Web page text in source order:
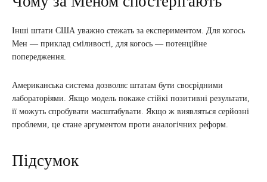
Інші штати США уважно стежать за експериментом. Для когось
Мен — приклад сміливості, для когось — потенційне
попередження.
Американська система дозволяє штатам бути своєрідними
лабораторіями. Якщо модель покаже стійкі позитивні результати,
її можуть спробувати масштабувати. Якщо ж виявляться серйозні
проблеми, це стане аргументом проти аналогічних реформ.
Підсумок